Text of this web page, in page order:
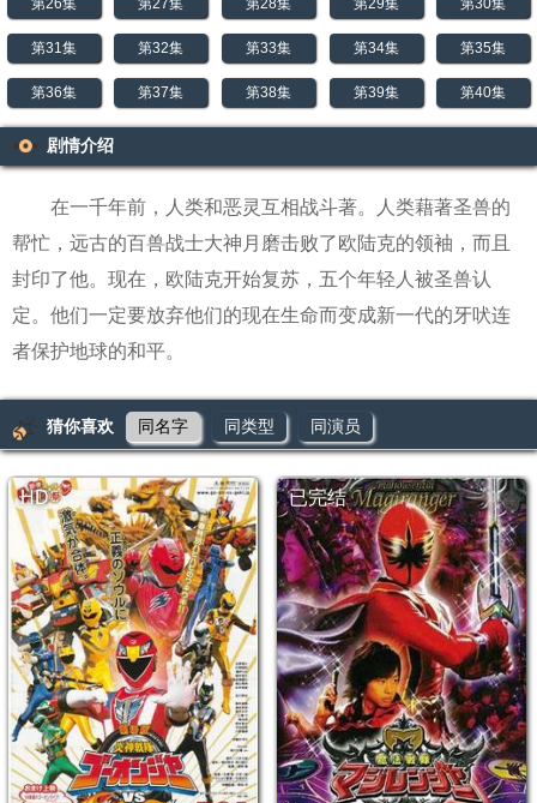
第26集 第27集 第28集 第29集 第30集
第31集 第32集 第33集 第34集 第35集
第36集 第37集 第38集 第39集 第40集
第41集
剧情介绍
在一千年前，人类和恶灵互相战斗著。人类藉著圣兽的
帮忙，远古的百兽战士大神月磨击败了欧陆克的领袖，而且
封印了他。现在，欧陆克开始复苏，五个年轻人被圣兽认
定。他们一定要放弃他们的现在生命而变成新一代的牙吠连
者保护地球的和平。
猜你喜欢 同名字 同类型 同演员
HD 已完结